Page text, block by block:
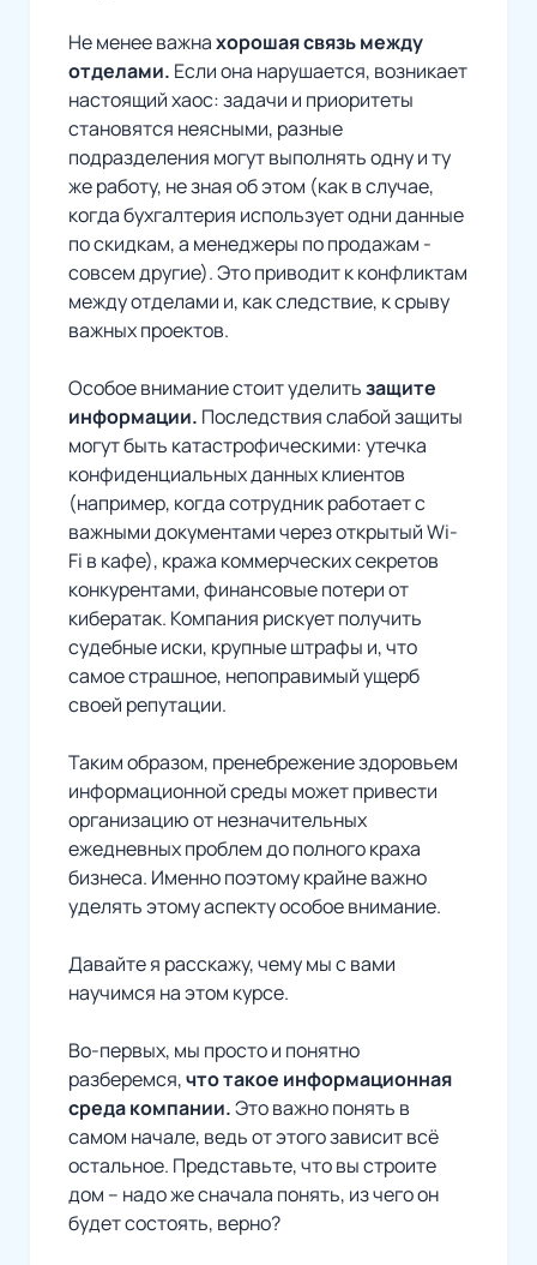
Не менее важнахорошая связь между
отделами. Если она нарушается, возникает
настоящий хаос: задачи и приоритеты
становятся неясными, разные
подразделения могут выполнять одну и ту
же работу, не зная об этом (как в случае,
когда бухгалтерия использует одни данные
по скидкам, а менеджеры по продажам -
совсем другие). Это приводит к конфликтам
между отделами и, как следствие, к срыву
важных проектов.
Особое внимание стоит уделитьзащите
информации. Последствия слабой защиты
могут быть катастрофическими: утечка
конфиденциальных данных клиентов
(например, когда сотрудник работает с
важными документами через открытый Wi-
Fi в кафе), кража коммерческих секретов
конкурентами, финансовые потери от
кибератак. Компания рискует получить
судебные иски, крупные штрафы и, что
самое страшное, непоправимый ущерб
своей репутации.
Таким образом, пренебрежение здоровьем
информационной среды может привести
организацию от незначительных
ежедневных проблем до полного краха
бизнеса. Именно поэтому крайне важно
уделять этому аспекту особое внимание.
Давайте я расскажу, чему мы с вами
научимся на этом курсе.
Во-первых, мы просто и понятно
разберемся,что такое информационная
среда компании.Это важно понять в
самом начале, ведь от этого зависит всё
остальное. Представьте, что вы строите
дом – надо же сначала понять, из чего он
будет состоять, верно?